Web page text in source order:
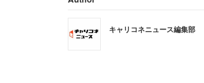
キャリコネニュース編集部